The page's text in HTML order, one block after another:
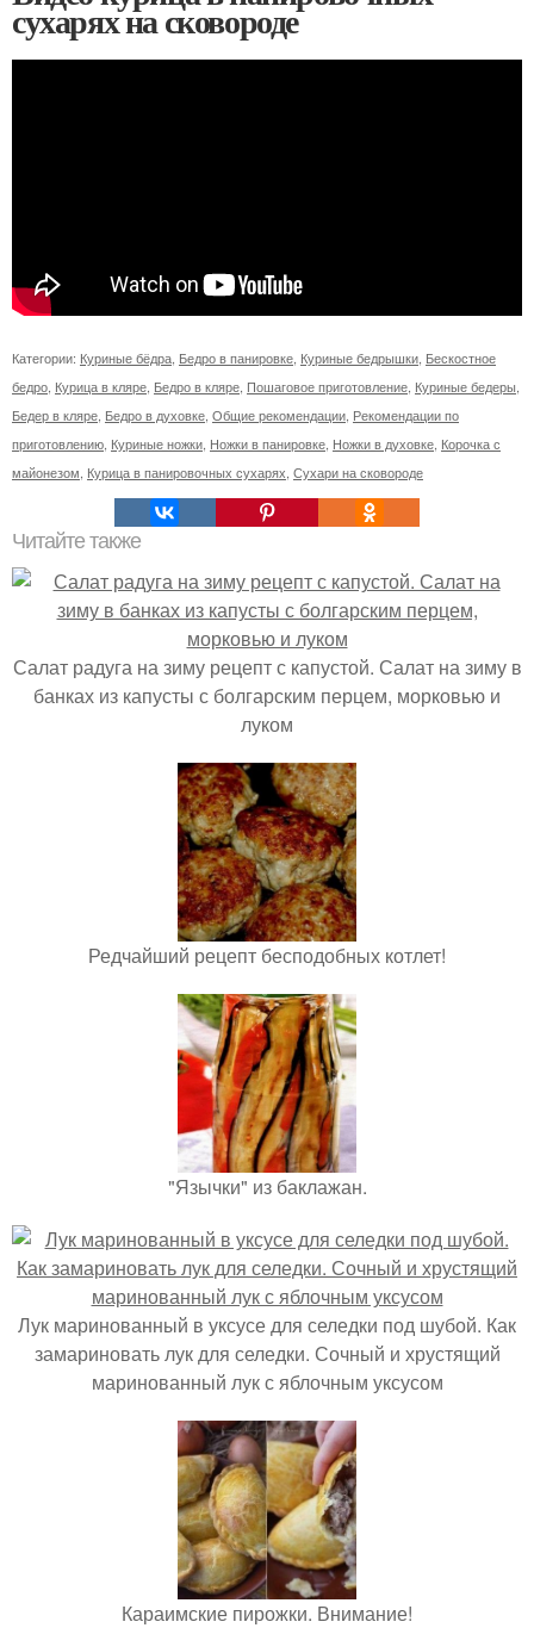
сухарях на сковороде
Категории: Куриные бёдра Бедро в панировке Куриные бедрышки Бескостное
бедро Курица в кляре Бедро в кляре Пошаговое приготовление Куриные бедеры
Бедер в кляре Бедро в духовке Общие рекомендации Рекомендации по
приготовлению Куриные ножки Ножки в панировке Ножки в духовке Корочка с
майонезом Курица в панировочных сухарях Сухари на сковороде
Читайте также
Салат радуга на зиму рецепт с капустой. Салат на зиму в
банках из капусты с болгарским перцем, морковью и
луком
Редчайший рецепт бесподобных котлет!
"Язычки" из баклажан.
Лук маринованный в уксусе для селедки под шубой. Как
замариновать лук для селедки. Сочный и хрустящий
маринованный лук с яблочным уксусом
Караимские пирожки. Внимание!